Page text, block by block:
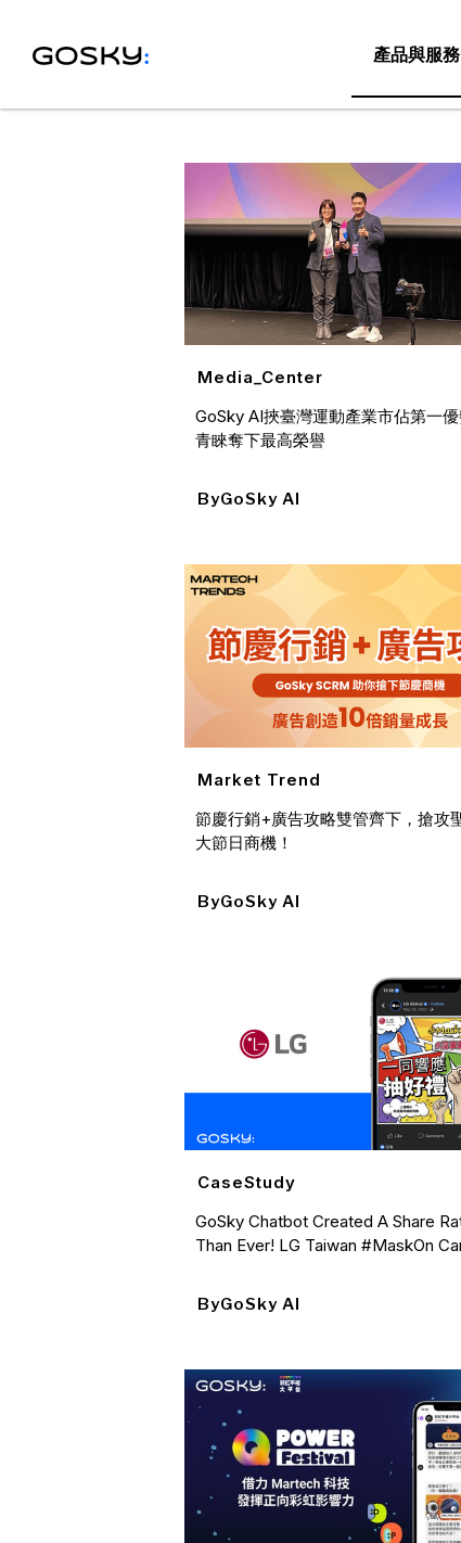
產品與服務
Posts By GoSky AI
Media_Center
GoSky AI挾臺灣運動產業市佔第一
青睞奪下最高榮譽
ByGoSky AI
Market Trend
節慶行銷+廣告攻略雙管齊下，搶攻
大節日商機！
ByGoSky AI
CaseStudy
GoSky Chatbot Created A Share
Than Ever! LG Taiwan #MaskOn
ByGoSky AI